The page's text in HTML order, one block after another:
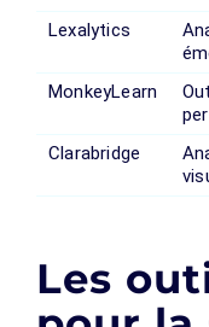
Lexalytics
MonkeyLearn
Clarabridge
Les